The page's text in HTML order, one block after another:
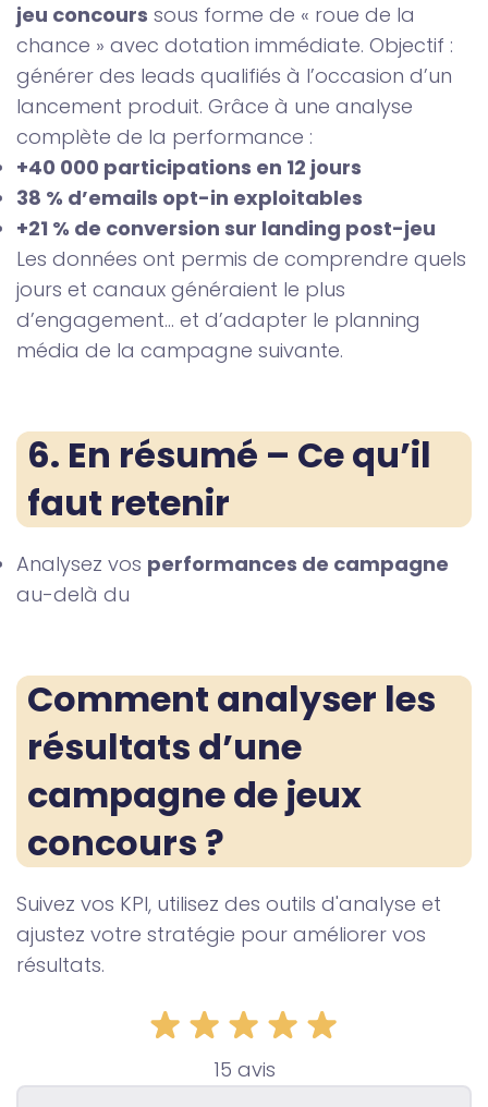
jeu concours sous forme de « roue de la
chance » avec dotation immédiate. Objectif :
générer des leads qualifiés à l’occasion d’un
lancement produit. Grâce à une analyse
complète de la performance :
+40 000 participations en 12 jours
38 % d’emails opt-in exploitables
+21 % de conversion sur landing post-jeu
Les données ont permis de comprendre quels
jours et canaux généraient le plus
d’engagement… et d’adapter le planning
média de la campagne suivante.
6. En résumé – Ce qu’il
faut retenir
Analysez vos performances de campagne
au-delà du
Comment analyser les
résultats d’une
campagne de jeux
concours ?
Suivez vos KPI, utilisez des outils d'analyse et
ajustez votre stratégie pour améliorer vos
résultats.
15 avis